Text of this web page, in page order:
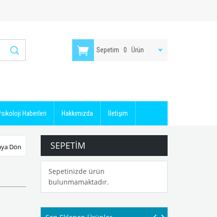
Sepetim 0 Ürün
Haberleri Hakkımızda İletişim
Dön SEPETIM
Sepetinizde ürün
bulunmamaktadır.